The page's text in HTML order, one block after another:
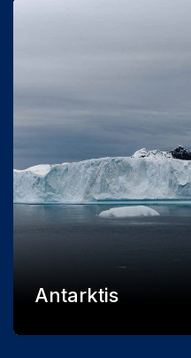
Antarktis